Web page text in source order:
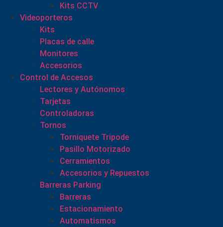
Kits CCTV
Videoporteros
Kits
Placas de calle
Monitores
Accesorios
Control de Accesos
Lectores y Autónomos
Tarjetas
Controladoras
Tornos
Torniquete Tripode
Pasillo Motorizado
Cerramientos
Accesorios y Repuestos
Barreras Parking
Barreras
Estacionamiento
Automatismos